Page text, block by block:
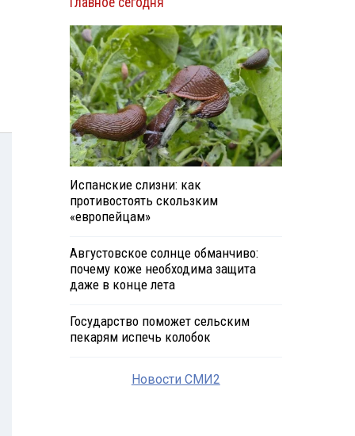
Испанские слизни: как
противостоять скользким
«европейцам»
Августовское солнце обманчиво:
почему коже необходима защита
даже в конце лета
Государство поможет сельским
пекарям испечь колобок
Новости СМИ2